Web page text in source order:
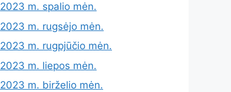
2023 m. spalio mėn.
2023 m. rugsėjo mėn.
2023 m. rugpjūčio mėn.
2023 m. liepos mėn.
2023 m. birželio mėn.